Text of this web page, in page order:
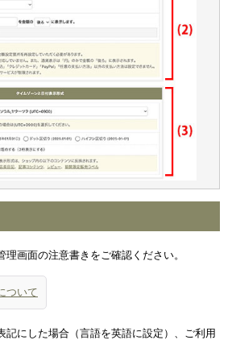
画面の注意書きをご確認ください。
ついて
記にした場合（言語を英語に設定）、ご利用